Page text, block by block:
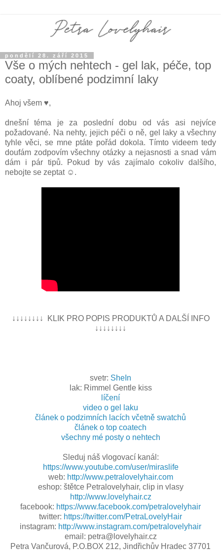
pondělí 28. září 2015
Vše o mých nehtech - gel lak, péče, top
coaty, oblíbené podzimní laky
Ahoj všem ♥,
dnešní téma je za poslední dobu od vás asi nejvíce
požadované. Na nehty, jejich péči o ně, gel laky a všechny
tyhle věci, se mne ptáte pořád dokola. Tímto videem tedy
doufám zodpovím všechny otázky a nejasnosti a snad vám
dám i pár tipů. Pokud by vás zajímalo cokoliv dalšího,
nebojte se zeptat ☺.
↓↓↓↓↓↓↓↓ KLIK PRO POPIS PRODUKTŮ A DALŠÍ INFO
↓↓↓↓↓↓↓↓
svetr: SheIn
lak: Rimmel Gentle kiss
líčení
video o gel laku
článek o podzimních lacích včetně swatchů
článek o top coatech
všechny mé posty o nehtech
Sleduj náš vlogovací kanál:
https://www.youtube.com/user/miraslife
web: http://www.petralovelyhair.com
eshop: štětce Petralovelyhair, clip in vlasy
http://www.lovelyhair.cz
facebook: https://www.facebook.com/petralovelyhair
twitter: https://twitter.com/PetraLovelyHair
instagram: http://www.instagram.com/petralovelyhair
email: petra@lovelyhair.cz
Petra Vančurová, P.O.BOX 212, Jindřichův Hradec 37701